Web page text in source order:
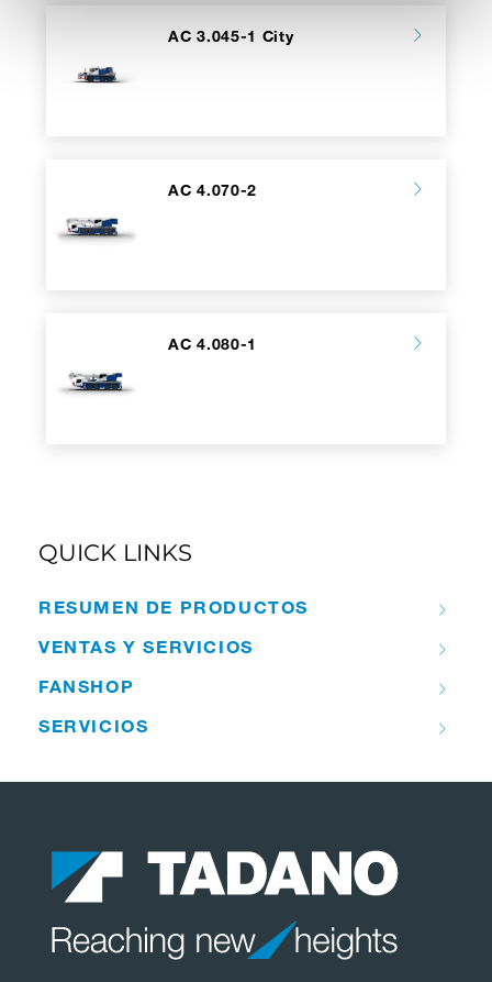
AC 3.045-1 City
AC 4.070-2
AC 4.080-1
QUICK LINKS
RESUMEN DE PRODUCTOS
VENTAS Y SERVICIOS
FANSHOP
SERVICIOS